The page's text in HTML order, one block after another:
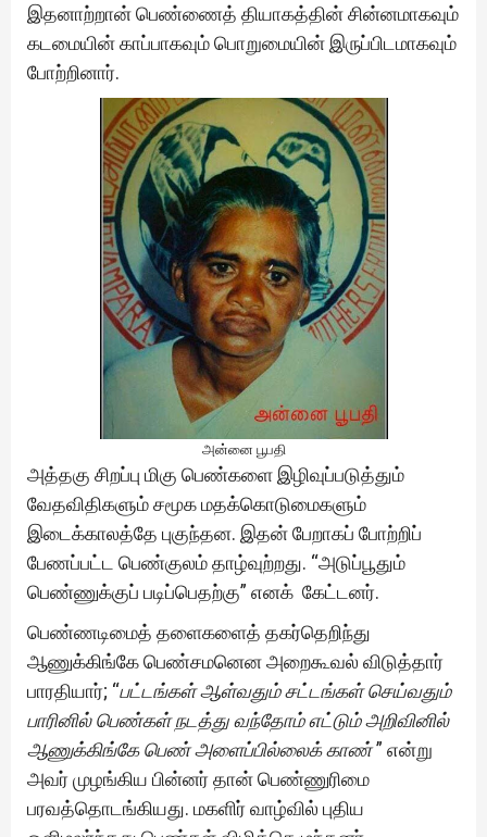
இதனாற்றான் பெண்ணைத் தியாகத்தின் சின்னமாகவும்
கடமையின் காப்பாகவும் பொறுமையின் இருப்பிடமாகவும்
போற்றினார்.
அன்னை பூபதி
அத்தகு சிறப்பு மிகு பெண்களை இழிவுப்படுத்தும்
வேதவிதிகளும் சமூக மதக்கொடுமைகளும்
இடைக்காலத்தே புகுந்தன. இதன் பேறாகப் போற்றிப்
பேணப்பட்ட பெண்குலம் தாழ்வுற்றது. “அடுப்பூதும்
பெண்ணுக்குப் படிப்பெதற்கு” எனக் கேட்டனர்.
பெண்ணடிமைத் தளைகளைத் தகர்தெறிந்து
ஆணுக்கிங்கே பெண்சமனென அறைகூவல் விடுத்தார்
பாரதியார்; “பட்டங்கள் ஆள்வதும் சட்டங்கள் செய்வதும்
பாரினில் பெண்கள் நடத்து வந்தோம் எட்டும் அறிவினில்
ஆணுக்கிங்கே பெண் அளைப்பில்லைக் காண்” என்று
அவர் முழங்கிய பின்னர் தான் பெண்ணுரிமை
பரவத்தொடங்கியது. மகளிர் வாழ்வில் புதிய